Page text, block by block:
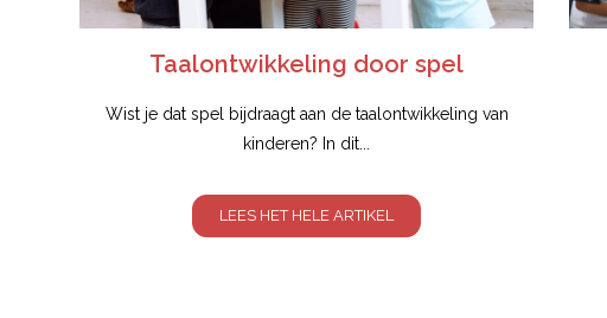
Taalontwikkeling door spel
Wist je dat spel bijdraagt aan de taalontwikkeling van
kinderen? In dit...
LEES HET HELE ARTIKEL